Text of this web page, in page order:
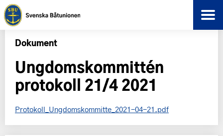
Dokument
Ungdomskommittén
protokoll 21/4 2021
Protokoll_Ungdomskommitte_2021-04-21.pdf